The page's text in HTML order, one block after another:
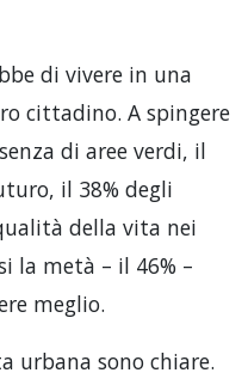
di vivere in una
cittadino. A spingere
di aree verdi, il
il 38% degli
della vita nei
la metà – il 46% –
meglio.
urbana sono chiare.